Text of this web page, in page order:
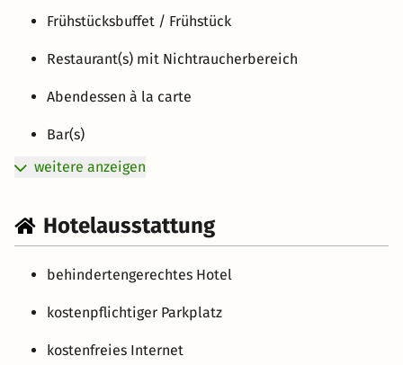
Frühstücksbuffet / Frühstück
Restaurant(s) mit Nichtraucherbereich
Abendessen à la carte
Bar(s)
weitere anzeigen
Hotelausstattung
behindertengerechtes Hotel
kostenpflichtiger Parkplatz
kostenfreies Internet